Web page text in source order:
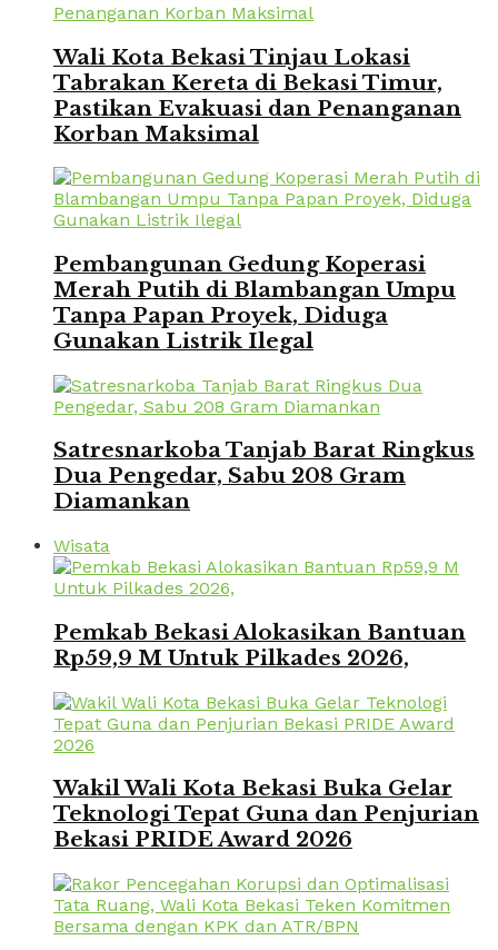
Wali Kota Bekasi Tinjau Lokasi
Tabrakan Kereta di Bekasi Timur,
Pastikan Evakuasi dan Penanganan
Korban Maksimal
Pembangunan Gedung Koperasi
Merah Putih di Blambangan Umpu
Tanpa Papan Proyek, Diduga
Gunakan Listrik Ilegal
Satresnarkoba Tanjab Barat Ringkus
Dua Pengedar, Sabu 208 Gram
Diamankan
Wisata
Pemkab Bekasi Alokasikan Bantuan
Rp59,9 M Untuk Pilkades 2026,
Wakil Wali Kota Bekasi Buka Gelar
Teknologi Tepat Guna dan Penjurian
Bekasi PRIDE Award 2026